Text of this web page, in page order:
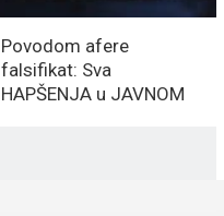
Povodom afere
falsifikat: Sva
HAPŠENJA u JAVNOM